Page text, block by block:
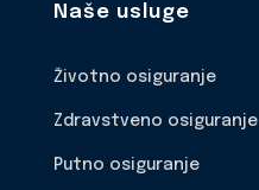
Naše usluge
Životno osiguranje
Zdravstveno osiguranje
Putno osiguranje